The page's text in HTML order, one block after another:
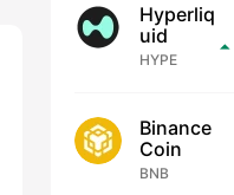
Hyperliq
uid
HYPE
Binance
Coin
BNB